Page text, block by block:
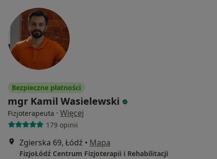
Bezpieczne płatności
mgr Kamil Wasielewski
Fizjoterapeuta · Więcej
179 opinii
Zgierska 69, Łódź • Mapa
FizjoŁódź Centrum Fizjoterapii i Rehabilitacji